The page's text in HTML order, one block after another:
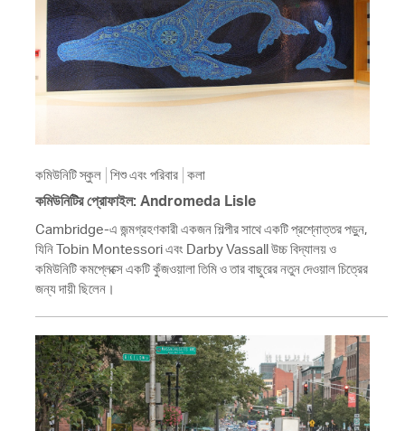
কমিউনিটি স্কুল শিশু এবং পরিবার কলা
কমিউনিটির প্রোফাইল: Andromeda Lisle
Cambridge-এ জন্মগ্রহণকারী একজন শিল্পীর সাথে একটি প্রশ্নোত্তর পড়ুন,
যিনি Tobin Montessori এবং Darby Vassall উচ্চ বিদ্যালয় ও
কমিউনিটি কমপ্লেক্সে একটি কুঁজওয়ালা তিমি ও তার বাছুরের নতুন দেওয়াল চিত্রের
জন্য দায়ী ছিলেন।